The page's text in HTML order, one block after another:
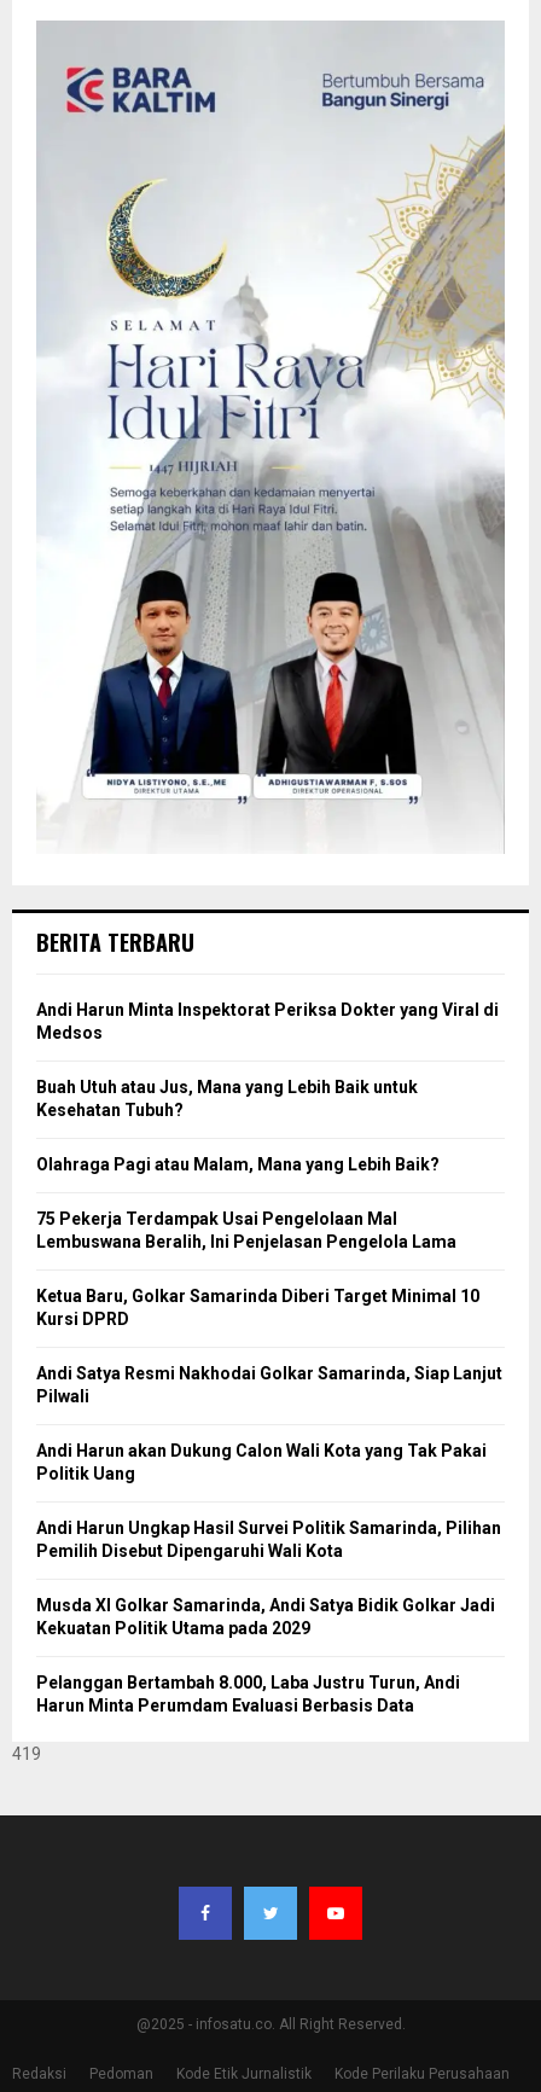
BERITA TERBARU
Andi Harun Minta Inspektorat Periksa Dokter yang Viral di
Medsos
Buah Utuh atau Jus, Mana yang Lebih Baik untuk
Kesehatan Tubuh?
Olahraga Pagi atau Malam, Mana yang Lebih Baik?
75 Pekerja Terdampak Usai Pengelolaan Mal
Lembuswana Beralih, Ini Penjelasan Pengelola Lama
Ketua Baru, Golkar Samarinda Diberi Target Minimal 10
Kursi DPRD
Andi Satya Resmi Nakhodai Golkar Samarinda, Siap Lanjut
Pilwali
Andi Harun akan Dukung Calon Wali Kota yang Tak Pakai
Politik Uang
Andi Harun Ungkap Hasil Survei Politik Samarinda, Pilihan
Pemilih Disebut Dipengaruhi Wali Kota
Musda XI Golkar Samarinda, Andi Satya Bidik Golkar Jadi
Kekuatan Politik Utama pada 2029
Pelanggan Bertambah 8.000, Laba Justru Turun, Andi
Harun Minta Perumdam Evaluasi Berbasis Data
419
@2025 - infosatu.co. All Right Reserved.
Redaksi Pedoman Kode Etik Jurnalistik Kode Perilaku Perusahaan